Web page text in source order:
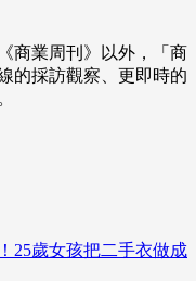
商業周刊》以外，「商
的採訪觀察、 更即時的
25歲女孩把二手衣做成